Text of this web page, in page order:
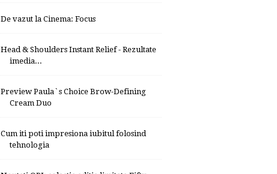
De vazut la Cinema: Focus
Head & Shoulders Instant Relief - Rezultate
imedia...
Preview Paula`s Choice Brow-Defining
Cream Duo
Cum iti poti impresiona iubitul folosind
tehnologia